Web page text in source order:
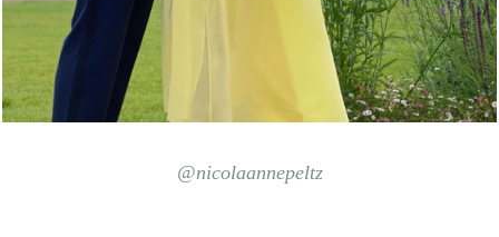
@nicolaannepeltz